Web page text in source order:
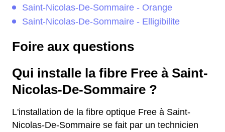
Saint-Nicolas-De-Sommaire - Orange
Saint-Nicolas-De-Sommaire - Elligibilite
Foire aux questions
Qui installe la fibre Free à Saint-
Nicolas-De-Sommaire ?
L'installation de la fibre optique Free à Saint-
Nicolas-De-Sommaire se fait par un technicien